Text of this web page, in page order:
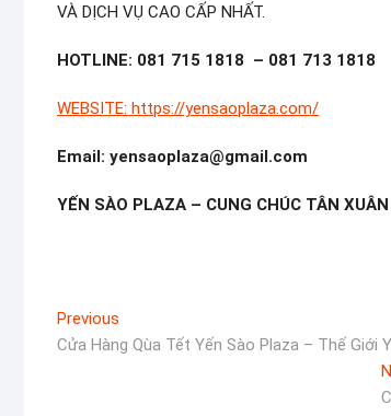
VÀ DỊCH VỤ CAO CẤP NHẤT.
HOTLINE: 081 715 1818 – 081 713 1818
WEBSITE: https://yensaoplaza.com/
Email: yensaoplaza@gmail.com
YẾN SÀO PLAZA – CUNG CHÚC TÂN XUÂN
Điều
hướng
Previous
post:
Cửa Hàng Qùa Tết Yến Sào Plaza – Thế Giới